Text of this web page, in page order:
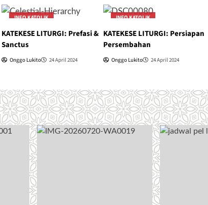
INFO KATOLIK
KATEKESE LITURGI: Prefasi &
Sanctus
Onggo Lukito 24 April 2024
INFO KATOLIK
KATEKESE LITURGI: Persiapan
Persembahan
Onggo Lukito 24 April 2024